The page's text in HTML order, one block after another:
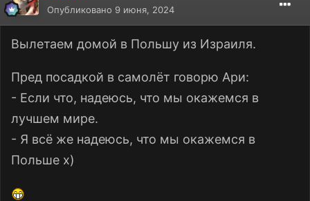
Опубликовано 9 июня, 2024
Вылетаем домой в Польшу из Израиля.
Пред посадкой в самолёт говорю Ари:
- Если что, надеюсь, что мы окажемся в
лучшем мире.
- Я всё же надеюсь, что мы окажемся в
Польше x)